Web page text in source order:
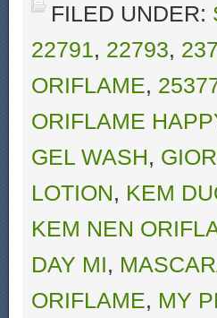
FILED UNDER:
22791, 22793,
ORIFLAME,
ORIFLAME
GEL WASH,
LOTION, KEM
KEM NEN
DAY MI,
ORIFLAME, MY